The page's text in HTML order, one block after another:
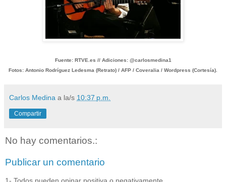
Fuente: RTVE.es // Adiciones: @carlosmedina1
Fotos: Antonio Rodríguez Ledesma (Retrato) / AFP / Coveralia / Wordpress (Cortesía).
Carlos Medina a la/s 10:37 p.m.
Compartir
No hay comentarios.:
Publicar un comentario
1- Todos pueden opinar positiva o negativamente